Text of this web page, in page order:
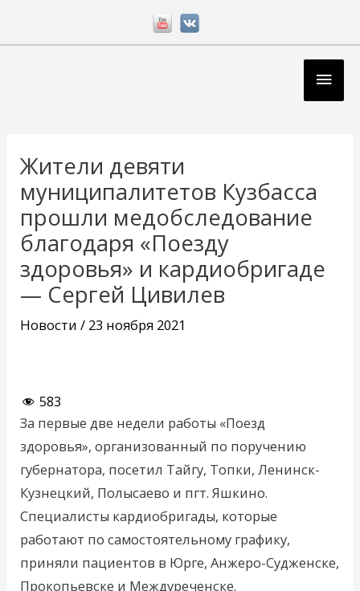
Жители девяти
муниципалитетов Кузбасса
прошли медобследование
благодаря «Поезду
здоровья» и кардиобригаде
— Сергей Цивилев
Новости / 23 ноября 2021
583
За первые две недели работы «Поезд
здоровья», организованный по поручению
губернатора, посетил Тайгу, Топки, Ленинск-
Кузнецкий, Полысаево и пгт. Яшкино.
Специалисты кардиобригады, которые
работают по самостоятельному графику,
приняли пациентов в Юрге, Анжеро-Судженске,
Прокопьевске и Междуреченске.
записям